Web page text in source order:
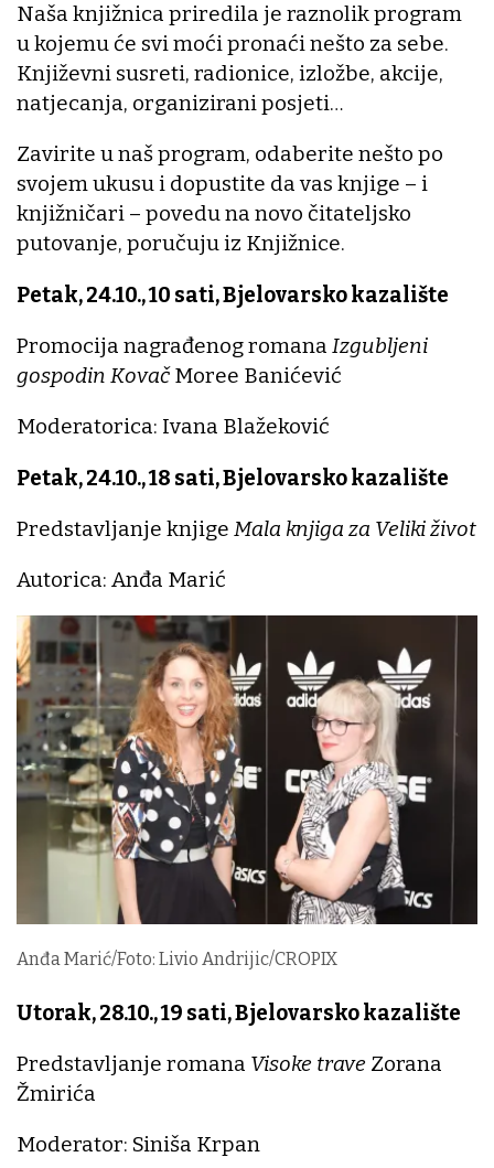
Naša knjižnica priredila je raznolik program
u kojemu će svi moći pronaći nešto za sebe.
Književni susreti, radionice, izložbe, akcije,
natjecanja, organizirani posjeti…
Zavirite u naš program, odaberite nešto po
svojem ukusu i dopustite da vas knjige – i
knjižničari – povedu na novo čitateljsko
putovanje, poručuju iz Knjižnice.
Petak, 24.10., 10 sati, Bjelovarsko kazalište
Promocija nagrađenog romana Izgubljeni
gospodin KovačMoree Banićević
Moderatorica: Ivana Blažeković
Petak, 24.10., 18 sati, Bjelovarsko kazalište
Predstavljanje knjige Mala knjiga za Veliki život
Autorica: Anđa Marić
Anđa Marić/Foto: Livio Andrijic/CROPIX
Utorak, 28.10., 19 sati, Bjelovarsko kazalište
Predstavljanje romana Visoke trave Zorana
Žmirića
Moderator: Siniša Krpan